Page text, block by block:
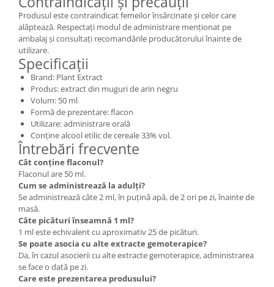
Produsul este contraindicat femeilor însărcinate și celor care
alăptează. Respectați modul de administrare menționat pe
ambalaj și consultați recomandările producătorului înainte de
utilizare.
Specificații
Brand: Plant Extract
Produs: extract din muguri de arin negru
Volum: 50 ml
Formă de prezentare: flacon
Utilizare: administrare orală
Conține alcool etilic de cereale 33% vol.
Întrebări frecvente
Cât conține flaconul?
Flaconul are 50 ml.
Cum se administrează la adulți?
Se administrează câte 2 ml, în puțină apă, de 2 ori pe zi, înainte de
masă.
Câte picături înseamnă 1 ml?
1 ml este echivalent cu aproximativ 25 de picături.
Se poate asocia cu alte extracte gemoterapice?
Da, în cazul asocierii cu alte extracte gemoterapice, administrarea
se face o dată pe zi.
Care este prezentarea produsului?